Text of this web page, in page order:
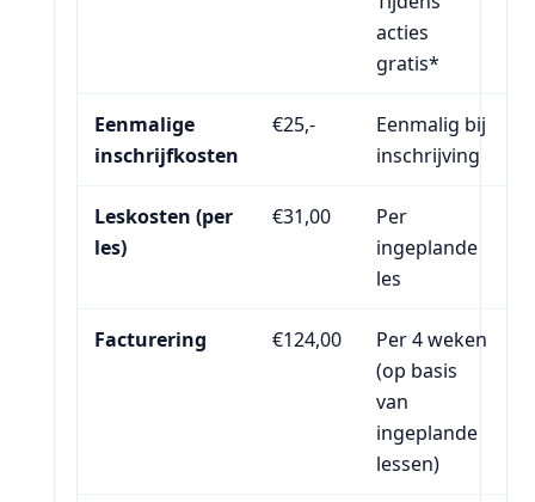
acties
gratis*
Eenmalige
inschrijfkosten
€25,-
Eenmalig bij
inschrijving
Leskosten (per
les)
€31,00
Per
ingeplande
les
Facturering €124,00
Per 4 weken
(op basis
van
ingeplande
lessen)